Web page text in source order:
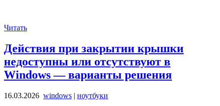
Читать
Действия при закрытии крышки
недоступны или отсутствуют в
Windows — варианты решения
16.03.2026 windows | ноутбуки